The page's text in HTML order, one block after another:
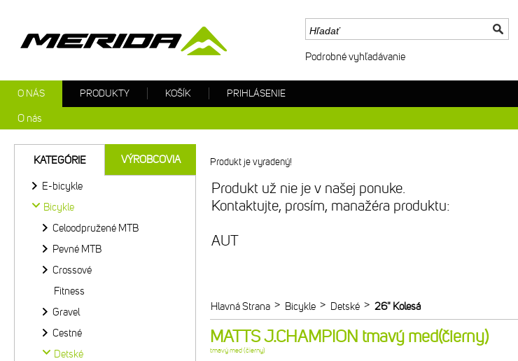
Produkt je vyradený!
Produkt už nie je v našej ponuke.
Kontaktujte, prosím, manažéra produktu:
AUT
Hlavná Strana > Bicykle > Detské > 26" Kolesá
MATTS J.CHAMPION tmavý med(čierny)
tmavý med (čierny)
KATEGÓRIE VÝROBCOVIA
E-bicykle
Bicykle
Celoodpružené MTB
Pevné MTB
Crossové
Fitness
Gravel
Cestné
Detské
Podrobné vyhľadávanie
O NÁS
O nás
PRODUKTY KOŠÍK PRIHLÁSENIE